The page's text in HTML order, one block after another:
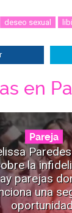
deseo sexual
en
Pareja
la
parejas
una